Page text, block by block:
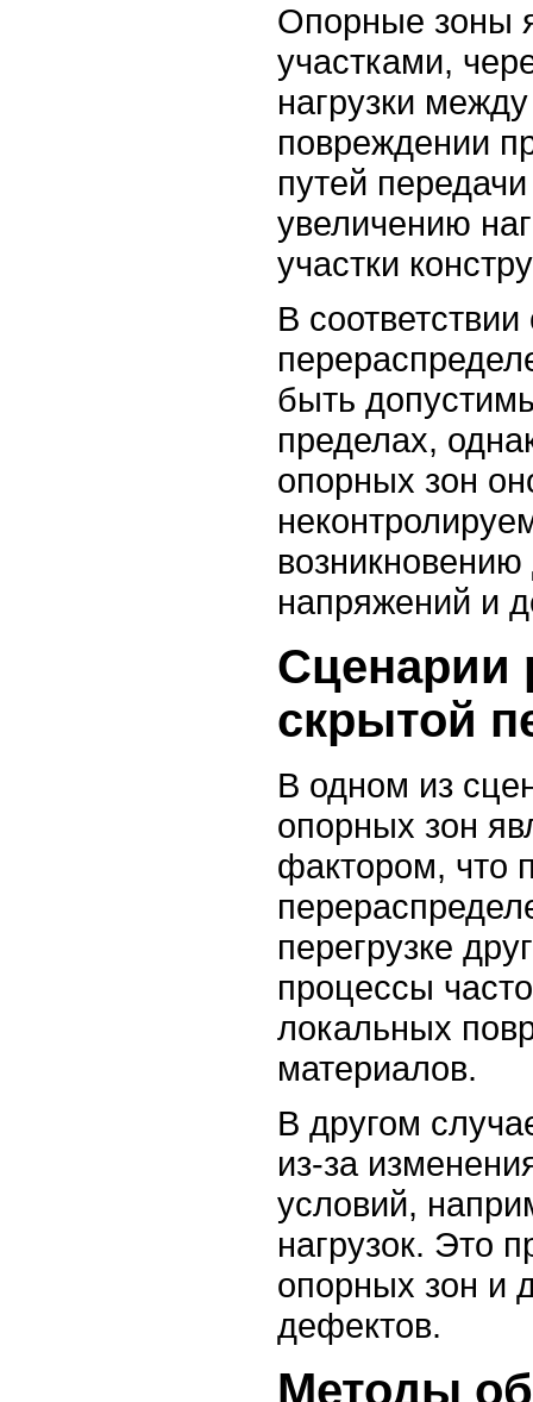
Опорные зоны
участками,
нагрузки
повреждении
путей
увеличению
участки
В
быть
пределах,
опорных зон
напряжений и
Сценарии
скрытой
В одном из
опорных зон
фактором, что
перегрузке
процессы
локальных
материалов.
В другом
из-за
условий,
нагрузок. Это
опорных зон и
дефектов.
Методы